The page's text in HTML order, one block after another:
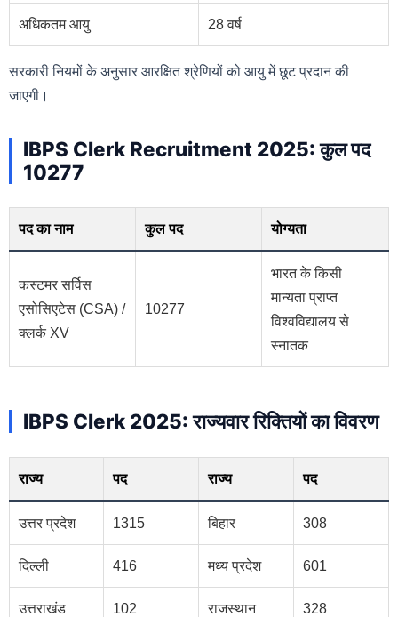
अधिकतम आयु 28 वर्ष
सरकारी नियमों के अनुसार आरक्षित श्रेणियों को आयु में छूट प्रदान की
जाएगी।
IBPS Clerk Recruitment 2025: कुल पद
10277
पद का नाम कुल पद योग्यता
कस्टमर सर्विस
एसोसिएटेस (CSA) /
क्लर्क XV
10277
भारत के किसी
मान्यता प्राप्त
विश्वविद्यालय से
स्नातक
IBPS Clerk 2025: राज्यवार रिक्तियों का विवरण
राज्य पद राज्य पद
उत्तर प्रदेश 1315 बिहार 308
दिल्ली 416 मध्य प्रदेश 601
उत्तराखंड 102 राजस्थान 328